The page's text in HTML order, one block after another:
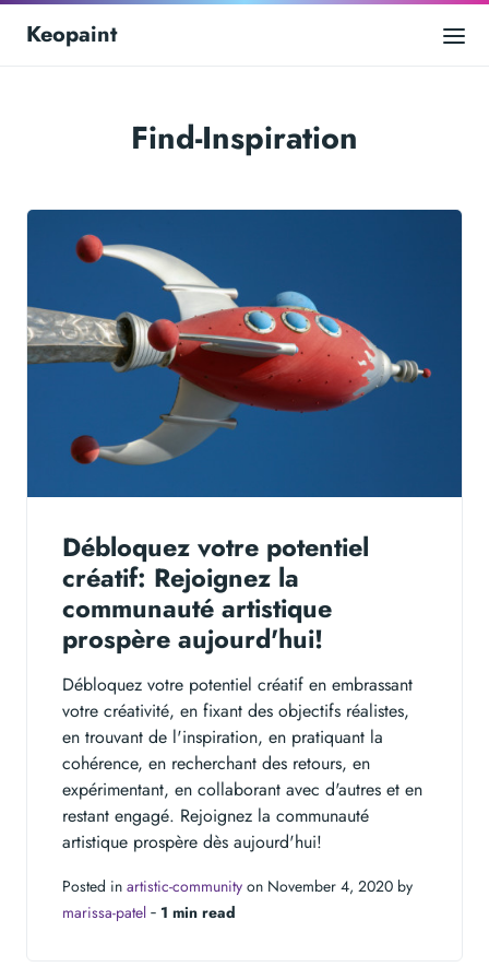
Keopaint
Find-Inspiration
Débloquez votre potentiel
créatif: Rejoignez la
communauté artistique
prospère aujourd'hui!
Débloquez votre potentiel créatif en embrassant
votre créativité, en fixant des objectifs réalistes,
en trouvant de l'inspiration, en pratiquant la
cohérence, en recherchant des retours, en
expérimentant, en collaborant avec d'autres et en
restant engagé. Rejoignez la communauté
artistique prospère dès aujourd'hui!
Posted in artistic-community on November 4, 2020 by
marissa-patel ‐ 1 min read